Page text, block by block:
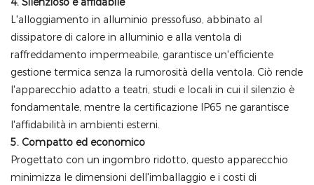
L'alloggiamento in alluminio pressofuso, abbinato al
dissipatore di calore in alluminio e alla ventola di
raffreddamento impermeabile, garantisce un'efficiente
gestione termica senza la rumorosità della ventola. Ciò rende
l'apparecchio adatto a teatri, studi e locali in cui il silenzio è
fondamentale, mentre la certificazione IP65 ne garantisce
l'affidabilità in ambienti esterni.
5. Compatto ed economico
Progettato con un ingombro ridotto, questo apparecchio
minimizza le dimensioni dell'imballaggio e i costi di